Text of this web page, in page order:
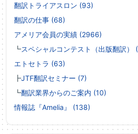
翻訳トライアスロン (93)
翻訳の仕事 (68)
アメリア会員の実績 (2966)
┗スペシャルコンテスト（出版翻訳）
エトセトラ (63)
┣JTF翻訳セミナー (7)
┗翻訳業界からのご案内 (10)
情報誌『Amelia』 (138)